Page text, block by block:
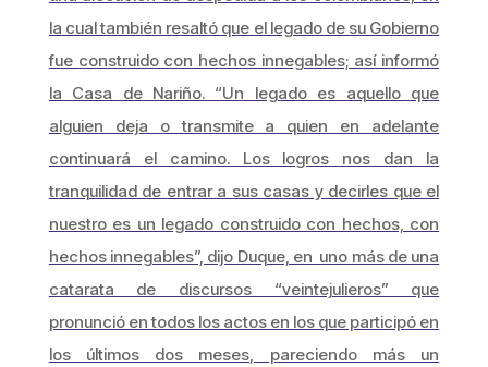
la cual también resaltó que el legado de su Gobierno
fue construido con hechos innegables; así informó
la Casa de Nariño. “Un legado es aquello que
alguien deja o transmite a quien en adelante
continuará el camino. Los logros nos dan la
tranquilidad de entrar a sus casas y decirles que el
nuestro es un legado construido con hechos, con
hechos innegables”, dijo Duque, en uno más de una
catarata de discursos “veintejulieros” que
pronunció en todos los actos en los que participó en
los últimos dos meses, pareciendo más un